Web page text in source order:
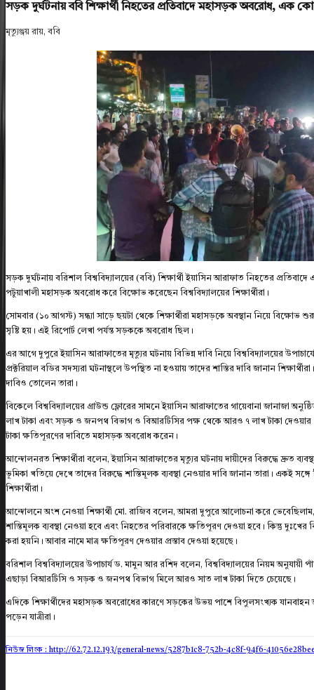
সড়ক দুর্ঘটনায় ববি শিক্ষার্থী নিহতের প্রতিবাদে মহাসড়ক অবরোধ, এক
মৃত্যুঞ্জয় রায়, ববি
সড়ক দুর্ঘটনায় বরিশাল বিশ্ববিদ্যালয়ের (ববি) শিক্ষার্থী ইয়াসিন আরাফাত নিহতের
পটুয়াখালী মহাসড়ক অবরোধ করে বিক্ষোভ করেছেন বিশ্ববিদ্যালয়ের শিক্ষার্থীরা।
সোমবার (১০ আগস্ট) সন্ধ্যা সাড়ে ছয়টা থেকে শিক্ষার্থীরা মহাসড়কে অবস্থান নিয়ে
সৃষ্টি হয়। এই রিপোর্ট লেখা পর্যন্ত সড়ককে অবরোধ ছিল।
এর আগে দুপুরে ইয়াসিন আরাফাতের মৃত্যুর ঘটনায় বিভিন্ন দাবি নিয়ে বিশ্ববিদ্যালয়ের
প্রক্টরিয়াল বডির সদস্যরা ঘটনাস্থলে উপস্থিত না হওয়ায় তাদের শাস্তির দাবি জানান
দাবিও তোলেন তারা।
বিকেলে বিশ্ববিদ্যালয়ের গ্রাউন্ড ফ্লোরের সামনে ইয়াসিন আরাফাতের গায়েবানা জানাজা
লাখ টাকা এবং সড়ক ও জনপথ বিভাগ ও বিআরটিসির পক্ষ থেকে আরও ৭ লাখ টাকা দেওয়ার
টাকা ক্ষতিপূরণের দাবিতে মহাসড়ক অবরোধ করেন।
আন্দোলনরত শিক্ষার্থীরা বলেন, ইয়াসিন আরাফাতের মৃত্যুর ঘটনায় দায়ীদের বিরুদ্ধে দ্রুত
ভূমিকা খতিয়ে দেখে তাদের বিরুদ্ধে শাস্তিমূলক ব্যবস্থা নেওয়ার দাবি জানান তারা। একই
শিক্ষার্থীরা।
আন্দোলনে অংশ নেওয়া শিক্ষার্থী মো. রাজিব বলেন, আমরা দুপুরে আলোচনা করে ভেবেছিলাম,
শাস্তিমূলক ব্যবস্থা নেওয়া হবে এবং নিহতের পরিবারকে ক্ষতিপূরণ দেওয়া হবে। কিন্তু দুঃখের
করা হয়নি। আবার নামে মাত্র ক্ষতিপূরণ দেওয়ার প্রস্তাব দেওয়া হয়েছে।
বরিশাল বিশ্ববিদ্যালয়ের উপাচার্য ড. মামুন আর রশিদ বলেন, বিশ্ববিদ্যালয়ের নিয়ম অনুযায়ী
এছাড়া বিআরটিসি ও সড়ক ও জনপথ বিভাগ মিলে আরও সাত লাখ টাকা দিতে চেয়েছে।
এদিকে শিক্ষার্থীদের মহাসড়ক অবরোধের কারণে সড়কের উভয় পাশে বিপুলসংখ্যক
পড়েন যাত্রীরা।
নিউজ লিংক : http://62.72.12.193/general-news/5287b1c8-752b-4c8f-94f6-